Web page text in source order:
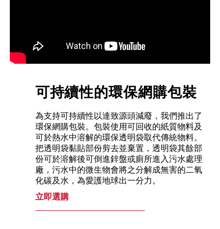
可持續性的環保網購包裝
為支持可持續性以達致源頭減廢，我們推出了
環保網購包裝。包裝使用可回收的紙質物料及
可於熱水中溶解的環保透明袋取代傳統物料。
把透明袋黏貼部份剪去並棄置，透明袋其餘部
份可於溶解後可倒進鋅盤或廁所進入污水處理
廠，污水中的微生物會將之分解成無害的二氧
化碳及水，為愛護地球出一分力。
立即選購